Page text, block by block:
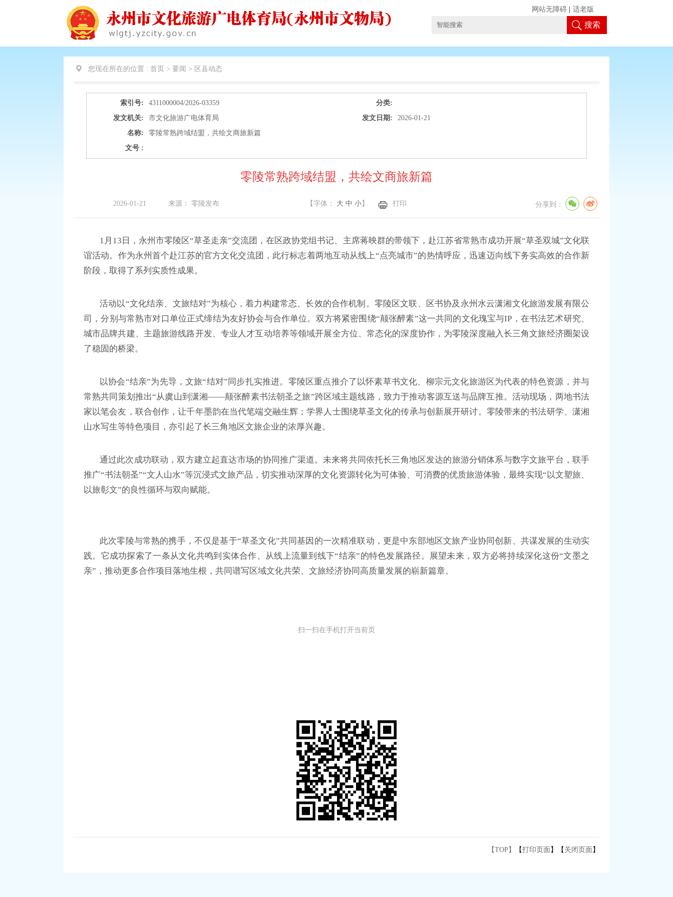
搜索
网站无障碍 适老版
您现在所在的位置 : 首页 > 要闻 > 区县动态
索引号: 4311000004/2026-03359
分类:
发文机关:
市文化旅游广电体育局 发文日期:
2026-01-21
名称:
零陵常熟跨域结盟，共绘文商旅新篇
文号 :
零陵常熟跨域结盟，共绘文商旅新篇
2026-01-21 来源： 零陵发布 【字体： 大 中 小】 打印 分享到：
1月13日，永州市零陵区“草圣走亲”交流团，在区政协党组书记、主席蒋映群的带领下，赴江苏省常熟市成功开展“草圣双城”文化联
谊活动。作为永州首个赴江苏的官方文化交流团，此行标志着两地互动从线上“点亮城市”的热情呼应，迅速迈向线下务实高效的合作新
阶段，取得了系列实质性成果。
活动以“文化结亲、文旅结对”为核心，着力构建常态、长效的合作机制。零陵区文联、区书协及永州水云潇湘文化旅游发展有限公
司，分别与常熟市对口单位正式缔结为友好协会与合作单位。双方将紧密围绕“颠张醉素”这一共同的文化瑰宝与IP，在书法艺术研究、
城市品牌共建、主题旅游线路开发、专业人才互动培养等领域开展全方位、常态化的深度协作，为零陵深度融入长三角文旅经济圈架设
了稳固的桥梁。
以协会“结亲”为先导，文旅“结对”同步扎实推进。零陵区重点推介了以怀素草书文化、柳宗元文化旅游区为代表的特色资源，并与
常熟共同策划推出“从虞山到潇湘——颠张醉素书法朝圣之旅”跨区域主题线路，致力于推动客源互送与品牌互推。活动现场，两地书法
家以笔会友，联合创作，让千年墨韵在当代笔端交融生辉；学界人士围绕草圣文化的传承与创新展开研讨。零陵带来的书法研学、潇湘
山水写生等特色项目，亦引起了长三角地区文旅企业的浓厚兴趣。
通过此次成功联动，双方建立起直达市场的协同推广渠道。未来将共同依托长三角地区发达的旅游分销体系与数字文旅平台，联手
推广“书法朝圣”“文人山水”等沉浸式文旅产品，切实推动深厚的文化资源转化为可体验、可消费的优质旅游体验，最终实现“以文塑旅、
以旅彰文”的良性循环与双向赋能。
此次零陵与常熟的携手，不仅是基于“草圣文化”共同基因的一次精准联动，更是中东部地区文旅产业协同创新、共谋发展的生动实
践。它成功探索了一条从文化共鸣到实体合作、从线上流量到线下“结亲”的特色发展路径。展望未来，双方必将持续深化这份“文墨之
亲”，推动更多合作项目落地生根，共同谱写区域文化共荣、文旅经济协同高质量发展的崭新篇章。
扫一扫在手机打开当前页
【TOP】 【打印页面 】【 关闭页面 】